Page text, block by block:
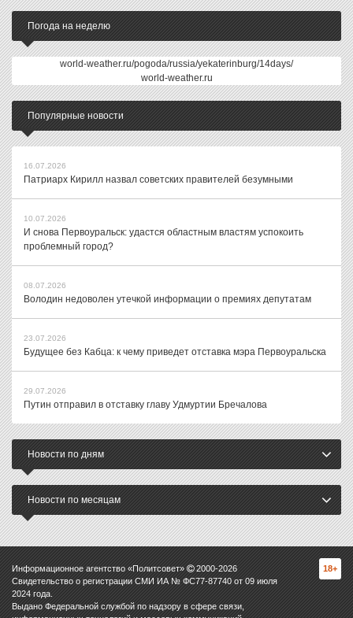
Погода на неделю
world-weather.ru/pogoda/russia/yekaterinburg/14days/
world-weather.ru
Популярные новости
16.07.2026
Патриарх Кирилл назвал советских правителей безумными
10.07.2026
И снова Первоуральск: удастся областным властям успокоить
проблемный город?
08.07.2026
Володин недоволен утечкой информации о премиях депутатам
23.07.2026
Будущее без Кабца: к чему приведет отставка мэра Первоуральска
29.07.2026
Путин отправил в отставку главу Удмуртии Бречалова
Новости по дням
Новости по месяцам
Информационное агентство «Политсовет» 2000-2026
Свидетельство о регистрации СМИ ИА № ФС77-87740 от 09 июля
2024 года.
Выдано Федеральной службой по надзору в сфере связи,
18+